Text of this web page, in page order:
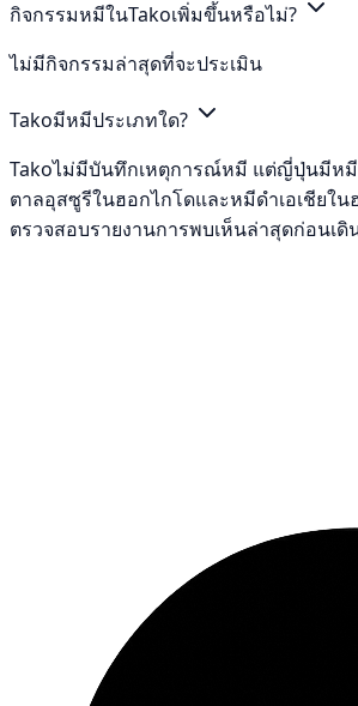
กิจกรรมหมีในTakoเพิ่มขึ้นหรือไม่?
ไม่มีกิจกรรมล่าสุดที่จะประเมิน
Takoมีหมีประเภทใด?
Takoไม่มีบันทึกเหตุการณ์หมี แต่ญี่ปุ่นมีห
ตาลอุสซูรีในฮอกไกโดและหมีดำเอเชียใ
ตรวจสอบรายงานการพบเห็นล่าสุดก่อนเดิ